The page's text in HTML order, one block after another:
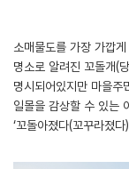
소매물도를 가장 가깝
명소로 알려진 꼬돌개(
명시되어있지만 마을주
일몰을 감상할 수 있는
‘꼬돌아졌다(꼬꾸라졌